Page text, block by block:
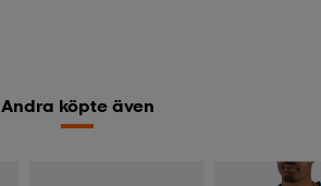
Andra köpte även